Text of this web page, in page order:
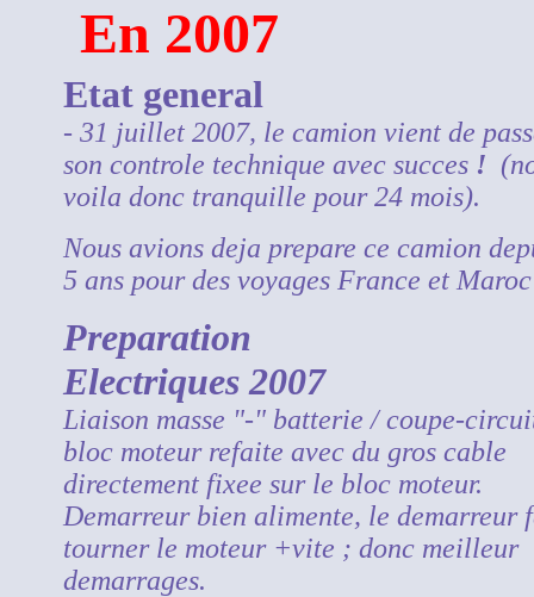
En 2007
Etat general
- 31 juillet 2007, le camion vient de
son controle technique avec succes !
voila donc tranquille pour 24 mois).
Nous avions deja prepare ce camion
5 ans pour des voyages France et Maroc
Preparation
Electriques 2007
Liaison masse "-" batterie / coupe-
bloc moteur refaite avec du gros cable
directement fixee sur le bloc moteur.
Demarreur bien alimente, le demarreur
tourner le moteur +vite ; donc meilleur
demarrages.